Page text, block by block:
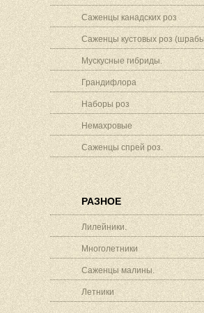
Саженцы канадских роз
Саженцы кустовых роз
Мускусные гибриды.
Грандифлора
Наборы роз
Немахровые
Саженцы спрей роз.
РАЗНОЕ
Лилейники.
Многолетники
Саженцы малины.
Летники